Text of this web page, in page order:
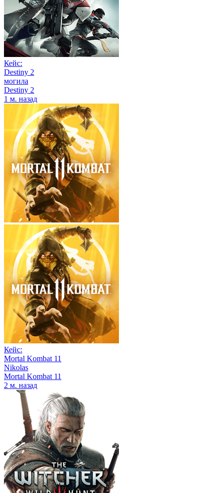
Кейс:
Destiny 2
могила
Destiny 2
1 м. назад
Кейс:
Mortal Kombat 11
Nikolas
Mortal Kombat 11
2 м. назад